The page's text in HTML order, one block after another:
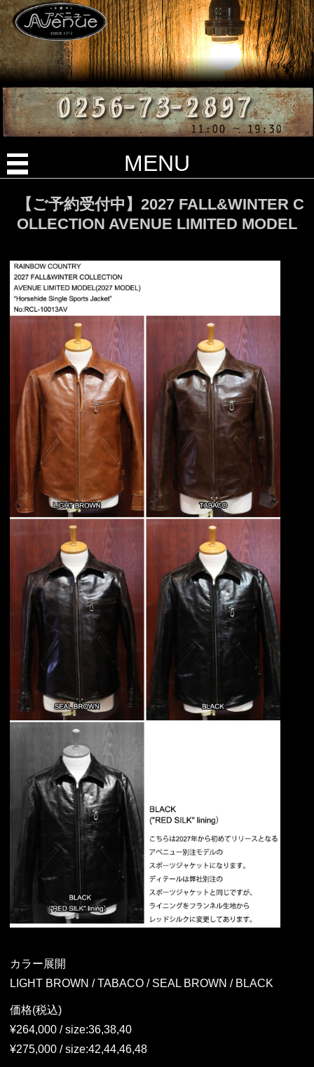
MENU
【ご予約受付中】2027 FALL&WINTER C
OLLECTION AVENUE LIMITED MODEL
カラー展開
LIGHT BROWN / TABACO / SEAL BROWN / BLACK
価格(税込)
¥264,000 / size:36,38,40
¥275,000 / size:42,44,46,48